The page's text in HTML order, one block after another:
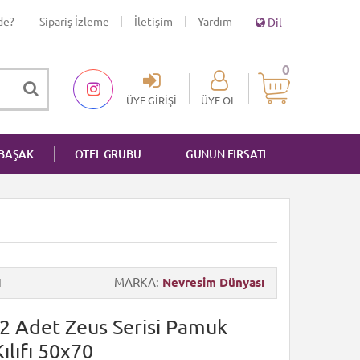
Sipariş İzleme İletişim Yardım Dil
0
ÜYE GIRIŞI ÜYE OL
OTEL GRUBU GÜNÜN FIRSATI
MARKA Nevresim Dünyası
Adet Zeus Serisi Pamuk
50x70